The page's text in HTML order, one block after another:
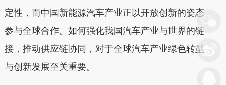
定性，而中国新能源汽车产业正以开放创新的姿态
参与全球合作。如何强化我国汽车产业与世界的链
接，推动供应链协同，对于全球汽车产业绿色转型
与创新发展至关重要。